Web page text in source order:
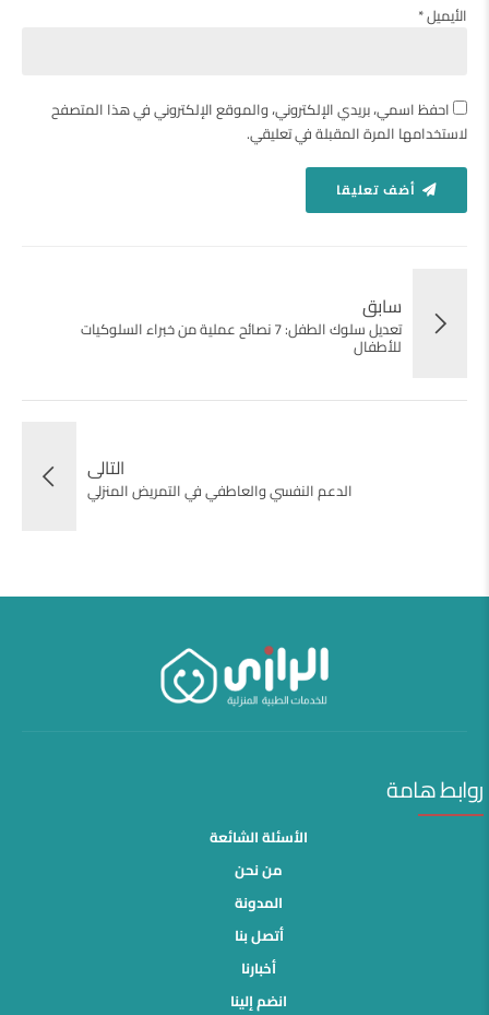
الأيميل *
احفظ اسمي، بريدي الإلكتروني، والموقع الإلكتروني في هذا المتصفح
لاستخدامها المرة المقبلة في تعليقي.
أضف تعليقا
سابق
تعديل سلوك الطفل: 7 نصائح عملية من خبراء السلوكيات
للأطفال
التالى
الدعم النفسي والعاطفي في التمريض المنزلي
روابط هامة
الأسئلة الشائعة
من نحن
المدونة
أتصل بنا
أخبارنا
انضم إلينا